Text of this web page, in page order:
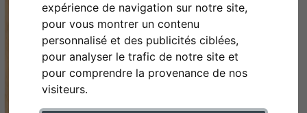
expérience de navigation sur notre site,
pour vous montrer un contenu
personnalisé et des publicités ciblées,
pour analyser le trafic de notre site et
pour comprendre la provenance de nos
visiteurs.
Retour